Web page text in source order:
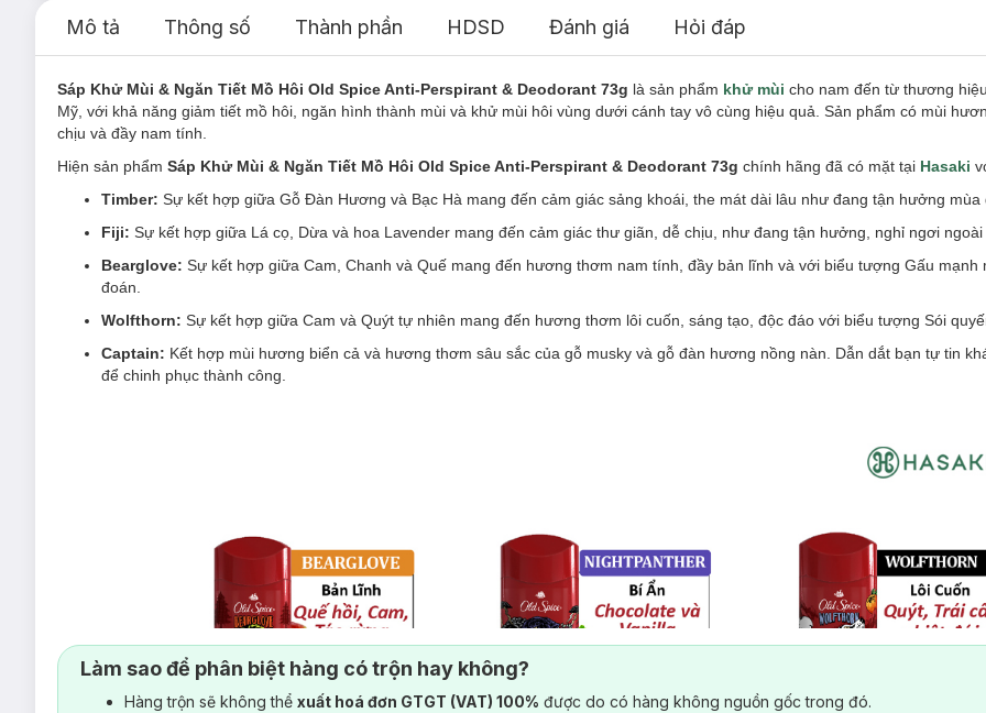
Mô tả Thông số Thành phần HDSD Đánh giá Hỏi đáp
Sáp Khử Mùi & Ngăn Tiết Mồ Hôi Old Spice Anti-Perspirant & Deodorant 73g là sản phẩm khử mùi cho nam đến từ thương hiệu
Mỹ, với khả năng giảm tiết mồ hôi, ngăn hình thành mùi và khử mùi hôi vùng dưới cánh tay vô cùng hiệu quả. Sản phẩm có mùi
chịu và đầy nam tính.
Hiện sản phẩm Sáp Khử Mùi & Ngăn Tiết Mồ Hôi Old Spice Anti-Perspirant & Deodorant 73g chính hãng đã có mặt tại Hasaki
Timber: Sự kết hợp giữa Gỗ Đàn Hương và Bạc Hà mang đến cảm giác sảng khoái, the mát dài lâu như đang tận hưởng mùa
Fiji: Sự kết hợp giữa Lá cọ, Dừa và hoa Lavender mang đến cảm giác thư giãn, dễ chịu, như đang tận hưởng, nghỉ ngơi ngoài
Bearglove: Sự kết hợp giữa Cam, Chanh và Quế mang đến hương thơm nam tính, đầy bản lĩnh và với biểu tượng Gấu mạnh
đoán.
Wolfthorn: Sự kết hợp giữa Cam và Quýt tự nhiên mang đến hương thơm lôi cuốn, sáng tạo, độc đáo với biểu tượng Sói
Captain: Kết hợp mùi hương biển cả và hương thơm sâu sắc của gỗ musky và gỗ đàn hương nồng nàn. Dẫn dắt bạn tự tin
để chinh phục thành công.
Làm sao để phân biệt hàng có trộn hay không?
Hàng trộn sẽ không thể xuất hoá đơn GTGT (VAT) 100% được do có hàng không nguồn gốc trong đó.